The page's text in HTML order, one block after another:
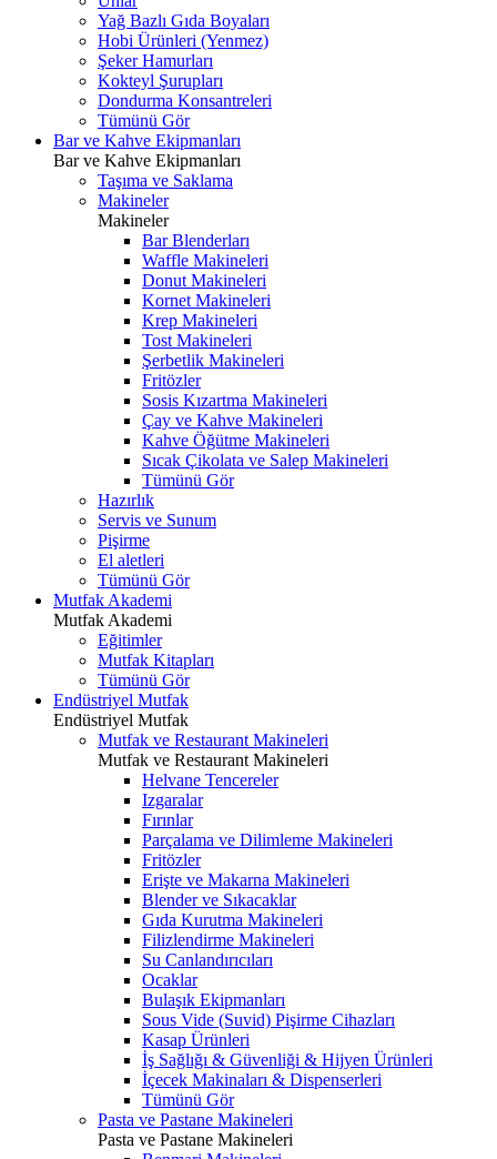
Yağ Bazlı Gıda Boyaları
Hobi Ürünleri (Yenmez)
Şeker Hamurları
Kokteyl Şurupları
Dondurma Konsantreleri
Tümünü Gör
Bar ve Kahve Ekipmanları
Bar ve Kahve Ekipmanları
Taşıma ve Saklama
Makineler
Makineler
Bar Blenderları
Waffle Makineleri
Donut Makineleri
Kornet Makineleri
Krep Makineleri
Tost Makineleri
Şerbetlik Makineleri
Fritözler
Sosis Kızartma Makineleri
Çay ve Kahve Makineleri
Kahve Öğütme Makineleri
Sıcak Çikolata ve Salep Makineleri
Tümünü Gör
Hazırlık
Servis ve Sunum
Pişirme
El aletleri
Tümünü Gör
Mutfak Akademi
Mutfak Akademi
Eğitimler
Mutfak Kitapları
Tümünü Gör
Endüstriyel Mutfak
Endüstriyel Mutfak
Mutfak ve Restaurant Makineleri
Mutfak ve Restaurant Makineleri
Helvane Tencereler
Izgaralar
Fırınlar
Parçalama ve Dilimleme Makineleri
Fritözler
Erişte ve Makarna Makineleri
Blender ve Sıkacaklar
Gıda Kurutma Makineleri
Filizlendirme Makineleri
Su Canlandırıcıları
Ocaklar
Bulaşık Ekipmanları
Sous Vide (Suvid) Pişirme Cihazları
Kasap Ürünleri
İş Sağlığı & Güvenliği & Hijyen Ürünleri
İçecek Makinaları & Dispenserleri
Tümünü Gör
Pasta ve Pastane Makineleri
Pasta ve Pastane Makineleri